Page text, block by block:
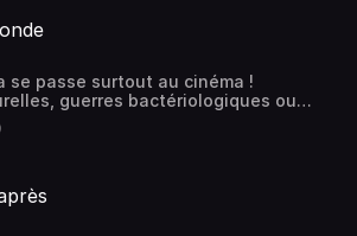
se passe surtout au cinéma !
guerres bactériologiques ou
le septième art aime questionner ce
perte de l'humanité. Comment